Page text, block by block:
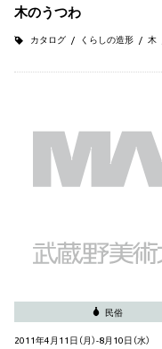
木のうつわ
カタログ くらしの造形 木
民俗
2011年4月11日（月）-8月10日（水）